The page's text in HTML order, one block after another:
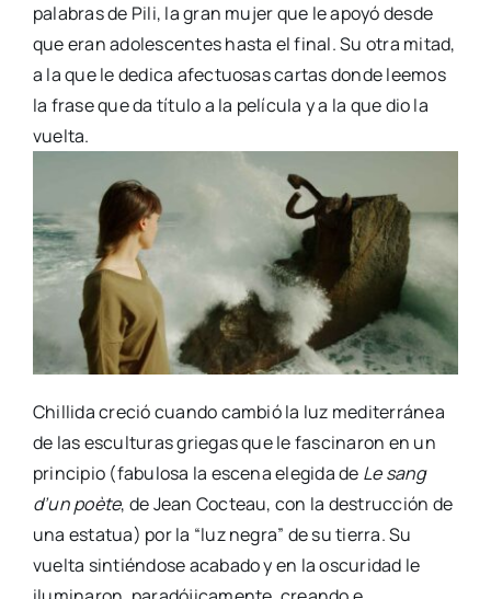
palabras de Pili, la gran mujer que le apoyó desde
que eran adolescentes hasta el final. Su otra mitad,
a la que le dedica afectuosas cartas donde leemos
la frase que da título a la película y a la que dio la
vuelta.
Chillida creció cuando cambió la luz mediterránea
de las esculturas griegas que le fascinaron en un
principio (fabulosa la escena elegida de Le sang
d’un poète, de Jean Cocteau, con la destrucción de
una estatua) por la “luz negra” de su tierra. Su
vuelta sintiéndose acabado y en la oscuridad le